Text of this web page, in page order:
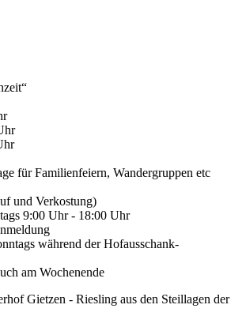
für Familienfeiern, Wandergruppen etc
und Verkostung)
9:00 Uhr - 18:00 Uhr
während der Hofausschank-
am Wochenende
Gietzen - Riesling aus den Steillagen der